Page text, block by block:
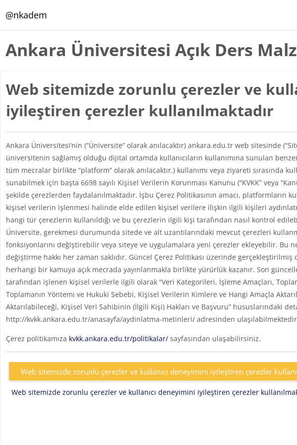
@nkadem
Ankara Üniversitesi Açık Ders
Web sitemizde zorunlu çerezler ve
iyileştiren çerezler kullanılmaktadır
Ankara Üniversitesi’nin (“Üniversite” olarak anılacaktır) ankara.edu.tr web sitesinde
üniversitenin sağlamış olduğu dijital ortamda kullanıcıların kullanımına sunulan
tüm mecralar birlikte “platform” olarak anılacaktır.) kullanımı veya ziyareti sırasında
sunabilmek için başta 6698 sayılı Kişisel Verilerin Korunması Kanunu (“KVKK” veya
şekilde çerezlerden faydalanılmaktadır. İşbu Çerez Politikasının amacı, platformların
kişisel verilerin işlenmesi halinde elde edilen kişisel verilere ilişkin ilgili kişileri
hangi tür çerezlerin kullanıldığı ve bu çerezlerin ilgili kişi tarafından nasıl kontrol
Üniversite, gerekmesi durumunda sitede ve alt uzantılarındaki mevcut çerezleri
fonksiyonlarını değiştirebilir veya siteye ve uygulamalara yeni çerezler ekleyebilir. Bu
değiştirme hakkı her zaman saklıdır. Güncel Çerez Politikası üzerinde
herhangi bir kamuya açık mecrada yayınlanmakla birlikte yürürlük kazanır. Son
tarafından işlenen kişisel verilerle ilgili olarak “Veri Kategorileri, İşleme Amaçları,
Toplamanın Yöntemi ve Hukuki Sebebi, Kişisel Verilerin Kimlere ve Hangi Amaçla
Aktarılabileceği, Kişisel Veri Sahibinin (İlgili Kişi) Hakları ve Başvuru” hususlarındaki
http://kvkk.ankara.edu.tr/anasayfa/aydinlatma-metinleri/ adresinden
Çerez politikamıza kvkk.ankara.edu.tr/politikalar/sayfasından ulaşabilirsiniz.
Web sitemizde zorunlu çerezler ve kullanıcı deneyimini iyileştiren çerezler
Web sitemizde zorunlu çerezler ve kullanıcı deneyimini iyileştiren çerezler